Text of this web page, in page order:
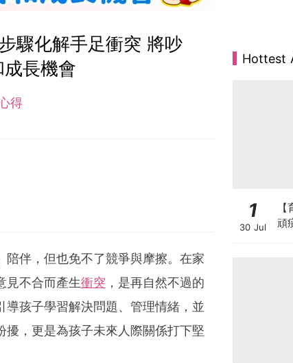
驟化解手足衝突 將吵
長機會
得
伴，但也免不了競爭與摩擦。在家
見不合而產生衝突 ，是再自然不過的
孩子學習解決問題、管理情緒，並
，更是為孩子未來人際關係打下堅
Hottest
1
30 Jul
頑